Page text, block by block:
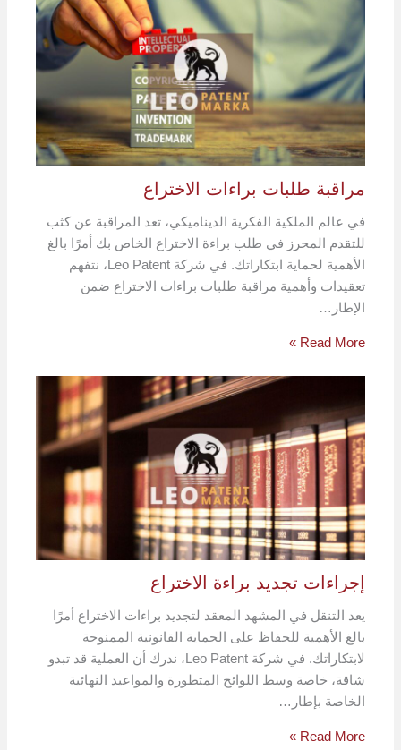
مراقبة طلبات براءات الاختراع
في عالم الملكية الفكرية الديناميكي، تعد المراقبة عن كثب
للتقدم المحرز في طلب براءة الاختراع الخاص بك أمرًا بالغ
الأهمية لحماية ابتكاراتك. في شركة Leo Patent، نتفهم
تعقيدات وأهمية مراقبة طلبات براءات الاختراع ضمن
الإطار…
Read More »
إجراءات تجديد براءة الاختراع
يعد التنقل في المشهد المعقد لتجديد براءات الاختراع أمرًا
بالغ الأهمية للحفاظ على الحماية القانونية الممنوحة
لابتكاراتك. في شركة Leo Patent، ندرك أن العملية قد تبدو
شاقة، خاصة وسط اللوائح المتطورة والمواعيد النهائية
الخاصة بإطار…
Read More »